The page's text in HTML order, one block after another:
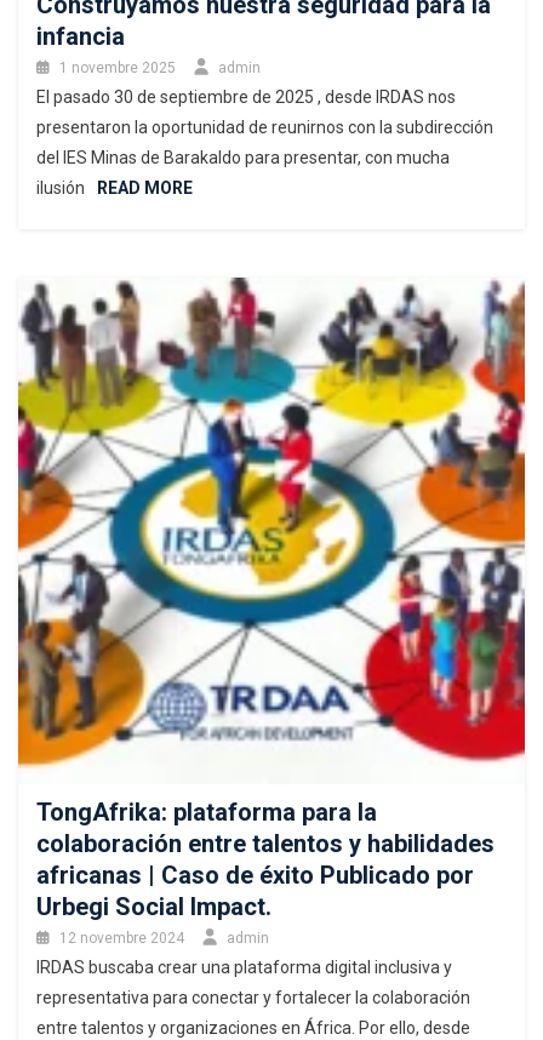
infancia
1 novembre 2025 admin
El pasado 30 de septiembre de 2025 , desde IRDAS nos
presentaron la oportunidad de reunirnos con la subdirección
del IES Minas de Barakaldo para presentar, con mucha
ilusión
READ MORE
TongAfrika: plataforma para la
colaboración entre talentos y habilidades
africanas | Caso de éxito Publicado por
Urbegi Social Impact.
12 novembre 2024 admin
IRDAS buscaba crear una plataforma digital inclusiva y
representativa para conectar y fortalecer la colaboración
entre talentos y organizaciones en África. Por ello, desde